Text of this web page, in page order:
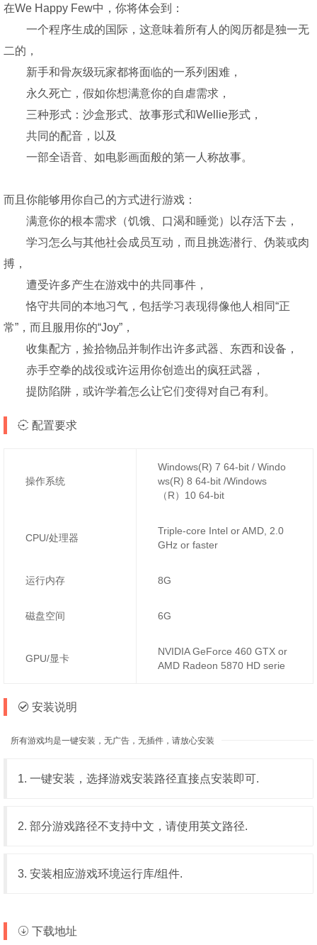
在We Happy Few中，你将体会到：
一个程序生成的国际，这意味着所有人的阅历都是独一无
二的，
新手和骨灰级玩家都将面临的一系列困难，
永久死亡，假如你想满意你的自虐需求，
三种形式：沙盒形式、故事形式和Wellie形式，
共同的配音，以及
一部全语音、如电影画面般的第一人称故事。
而且你能够用你自己的方式进行游戏：
满意你的根本需求（饥饿、口渴和睡觉）以存活下去，
学习怎么与其他社会成员互动，而且挑选潜行、伪装或肉
搏，
遭受许多产生在游戏中的共同事件，
恪守共同的本地习气，包括学习表现得像他人相同“正
常”，而且服用你的“Joy”，
收集配方，捡拾物品并制作出许多武器、东西和设备，
赤手空拳的战役或许运用你创造出的疯狂武器，
提防陷阱，或许学着怎么让它们变得对自己有利。
配置要求
操作系统
Windows(R) 7 64-bit / Windo
ws(R) 8 64-bit /Windows
（R）10 64-bit
CPU/处理器
Triple-core Intel or AMD, 2.0
GHz or faster
运行内存 8G
磁盘空间 6G
GPU/显卡
NVIDIA GeForce 460 GTX or
AMD Radeon 5870 HD serie
安装说明
所有游戏均是一键安装，无广告，无插件，请放心安装
1. 一键安装，选择游戏安装路径直接点安装即可.
2. 部分游戏路径不支持中文，请使用英文路径.
3. 安装相应游戏环境运行库/组件.
下载地址